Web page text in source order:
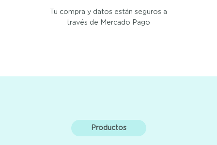
Tu compra y datos están seguros a
través de Mercado Pago
Productos